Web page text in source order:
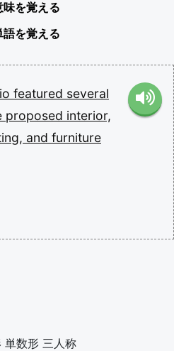
味を覚える
語を覚える
featured several
proposed interior,
and furniture
単数形 三人称